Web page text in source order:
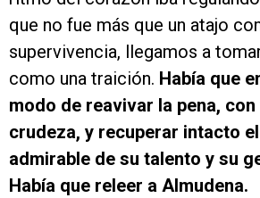
que no fue más que un atajo
supervivencia, llegamos a
como una traición. Había que
modo de reavivar la pena,
crudeza, y recuperar intacto
admirable de su talento y su
Había que releer a Almudena.